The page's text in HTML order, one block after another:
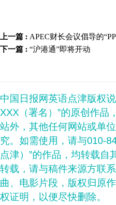
上一篇 : APEC财长会议倡导的
下一篇 : “沪港通”即将开动
中国日报网英语点津版权
XXX（署名）”的原创作品
站外，其他任何网站或单
究。如需使用，请与010-
点津）”的作品，均转载
转载，请与稿件来源方联
曲、电影片段，版权归原
权证明，以便尽快删除。